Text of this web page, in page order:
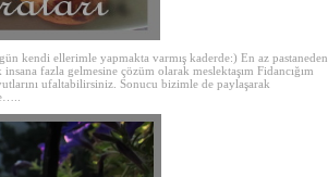
kendi ellerimle yapmakta varmış kaderde:) En az pastaneden
fazla gelmesine çözüm olarak meslektaşım Fidancığım
ufaltabilirsiniz. Sonucu bizimle de paylaşarak